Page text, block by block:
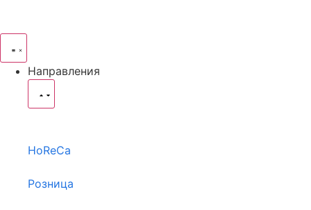
Направления
HoReCa
Розница